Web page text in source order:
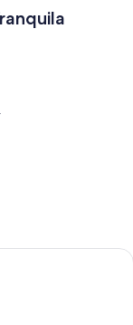
recreio grande.
River Sublime'